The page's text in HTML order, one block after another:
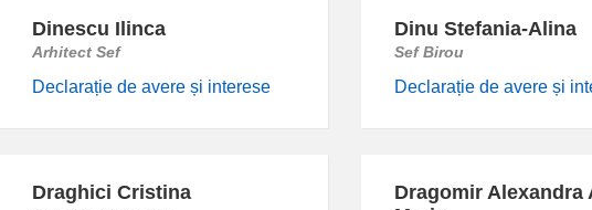
Dinescu Ilinca
Arhitect Sef
Declarație de avere și interese
Dinu Stefania-Alina
Sef Birou
Declarație de avere și
Draghici Cristina
Dragomir Alexandra